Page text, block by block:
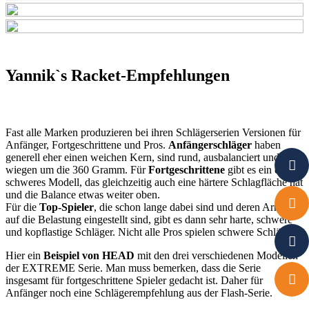
Yannik`s Racket-Empfehlungen
Fast alle Marken produzieren bei ihren Schlägerserien Versionen für
Anfänger, Fortgeschrittene und Pros. Anfängerschläger haben
generell eher einen weichen Kern, sind rund, ausbalanciert und
wiegen um die 360 Gramm. FürFortgeschrittene gibt es ein etwas
schweres Modell, das gleichzeitig auch eine härtere Schlagfläche hat
und die Balance etwas weiter oben.
Für die Top-Spieler, die schon lange dabei sind und deren Arme gut
auf die Belastung eingestellt sind, gibt es dann sehr harte, schwere
und kopflastige Schläger. Nicht alle Pros spielen schwere Schläger!
Hier ein Beispiel von HEAD mit den drei verschiedenen Modellen
der EXTREME Serie. Man muss bemerken, dass die Serie
insgesamt für fortgeschrittene Spieler gedacht ist. Daher für
Anfänger noch eine Schlägerempfehlung aus der Flash-Serie.